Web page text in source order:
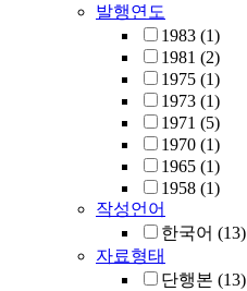
발행연도
1983 (1)
1981 (2)
1975 (1)
1973 (1)
1971 (5)
1970 (1)
1965 (1)
1958 (1)
작성언어
한국어 (13)
자료형태
단행본 (13)